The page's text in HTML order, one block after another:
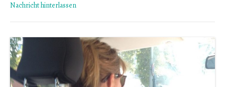
Nachricht hinterlassen